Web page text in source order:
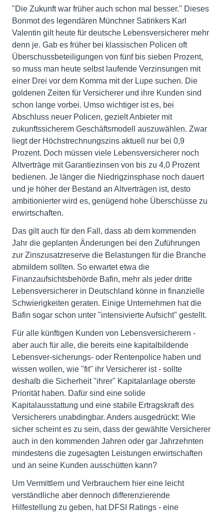
"Die Zukunft war früher auch schon mal besser." Dieses
Bonmot des legendären Münchner Satirikers Karl
Valentin gilt heute für deutsche Lebensversicherer mehr
denn je. Gab es früher bei klassischen Policen oft
Überschussbeteiligungen von fünf bis sieben Prozent,
so muss man heute selbst laufende Verzinsungen mit
einer Drei vor dem Komma mit der Lupe suchen. Die
goldenen Zeiten für Versicherer und ihre Kunden sind
schon lange vorbei. Umso wichtiger ist es, bei
Abschluss neuer Policen, gezielt Anbieter mit
zukunftssicherem Geschäftsmodell auszuwählen. Zwar
liegt der Höchstrechnungszins aktuell nur bei 0,9
Prozent. Doch müssen viele Lebensversicherer noch
Altverträge mit Garantiezinsen von bis zu 4,0 Prozent
bedienen. Je länger die Niedrigzinsphase noch dauert
und je höher der Bestand an Altverträgen ist, desto
ambitionierter wird es, genügend hohe Überschüsse zu
erwirtschaften.
Das gilt auch für den Fall, dass ab dem kommenden
Jahr die geplanten Änderungen bei den Zuführungen
zur Zinszusatzreserve die Belastungen für die Branche
abmildern sollten. So erwartet etwa die
Finanzaufsichtsbehörde Bafin, mehr als jeder dritte
Lebensversicherer in Deutschland könne in finanzielle
Schwierigkeiten geraten. Einige Unternehmen hat die
Bafin sogar schon unter "intensivierte Aufsicht" gestellt.
Für alle künftigen Kunden von Lebensversicherern -
aber auch für alle, die bereits eine kapitalbildende
Lebensver-sicherungs- oder Rentenpolice haben und
wissen wollen, wie "fit" ihr Versicherer ist - sollte
deshalb die Sicherheit "ihrer" Kapitalanlage oberste
Priorität haben. Dafür sind eine solide
Kapitalausstattung und eine stabile Ertragskraft des
Versicherers unabdingbar. Anders ausgedrückt: Wie
sicher scheint es zu sein, dass der gewählte Versicherer
auch in den kommenden Jahren oder gar Jahrzehnten
mindestens die zugesagten Leistungen erwirtschaften
und an seine Kunden ausschütten kann?
Um Vermittlern und Verbrauchern hier eine leicht
verständliche aber dennoch differenzierende
Hilfestellung zu geben, hat DFSI Ratings - eine